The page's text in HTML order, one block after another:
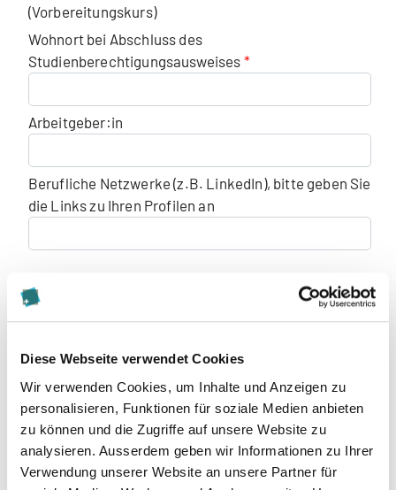
Diese Webseite verwendet Cookies
Wir verwenden Cookies, um Inhalte und Anzeigen zu
personalisieren, Funktionen für soziale Medien anbieten
zu können und die Zugriffe auf unsere Website zu
analysieren. Ausserdem geben wir Informationen zu Ihrer
Verwendung unserer Website an unsere Partner für
(Vorbereitungskurs)
Wohnort bei Abschluss des
Studienberechtigungsausweises
Arbeitgeber:in
Berufliche Netzwerke (z.B. LinkedIn), bitte geben Sie
die Links zu Ihren Profilen an
fallen zusätzliche Gebühren an)
Übernahme der Studiengebühren durch Dritte (z.
B. Arbeitgeber:in). Das Merkblatt steht Ihnen oben
auf dieser Seite zum Download zur Verfügung.
Rechnungsadresse